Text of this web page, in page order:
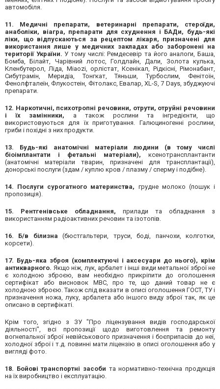
автомобіля.
11. Медичні препарати, ветеринарні препарати, стероїди,
анаболіки, віагра, препарати для схуднення і БАДи, будь-які
ліки, що відпускаються за рецептом лікаря, призначені для
використання лише у медичних закладах або заборонені на
території України. У тому числі: Ремдесевір та його аналоги, Баша,
Бомба, Білайт, Чарівний лотос, Голдлайн, Дали, Золота кулька,
Кленбутерол, Ліда, Miaozi, орлістат, Ксенікал, Рідкісні, Рімонабант,
Сибутрамін, Меридіа, Тонгкат, Тяньши, Турбослим, Фенітоїн,
Фенолфталеїн, Флукостеін, Фітолакс, Евалар, XL-S, 7 Days, збуджуючі
препарати.
12. Наркотичні, психотропні речовини, отрути, отруйні речовини
і їх замінники, а також рослини та інгредієнти, що
використовуються для їх приготування. Галюциногенні рослини,
гриби і похідні з них продукти.
13. Будь-які анатомічні матеріали людини
(в тому числі
біоімплантати і фетальні матеріали), ксенотрансплантанти
(анатомічні матеріали тварин, призначені для трансплантації),
донорські послуги (здам / куплю кров / плазму / сперму і подібне).
14. Послуги сурогатного материнства, грудне молоко (пошук і
пропозиція).
15. Рентгенівське обладнання, прилади та обладнання з
використанням радіоактивних речовин та ізотопів.
16. Б/в білизна (бюстгальтери, труси, боді, панчохи, колготки,
корсети).
17. Будь-яка зброя (комплектуючі і аксесуари до нього), крім
антикварного. Якщо ніж, лук, арбалет і інші види метальної зброї не
є холодною зброєю, вам необхідно прикріпити до оголошення
сертифікат або висновок МВС, про те, що даний товар не є
холодною зброєю. Також слід вказати в описі оголошення ГОСТ, ТУ і
призначення ножа, луку, арбалета або іншого виду зброї так, як це
описано в сертифікаті.
Крім того, згідно з ЗУ "Про ліцензування видів господарської
діяльності", всі пропозиції щодо виготовлення та ремонту
вогнепальної зброї невійськового призначення і боєприпасів до неї,
холодної зброї і т.д. повинні мати ліцензію в описі оголошення або у
вигляді фото.
18. Бойові транспортні засоби та нормативно-технічна продукція
на їх виробництво і експлуатацію.